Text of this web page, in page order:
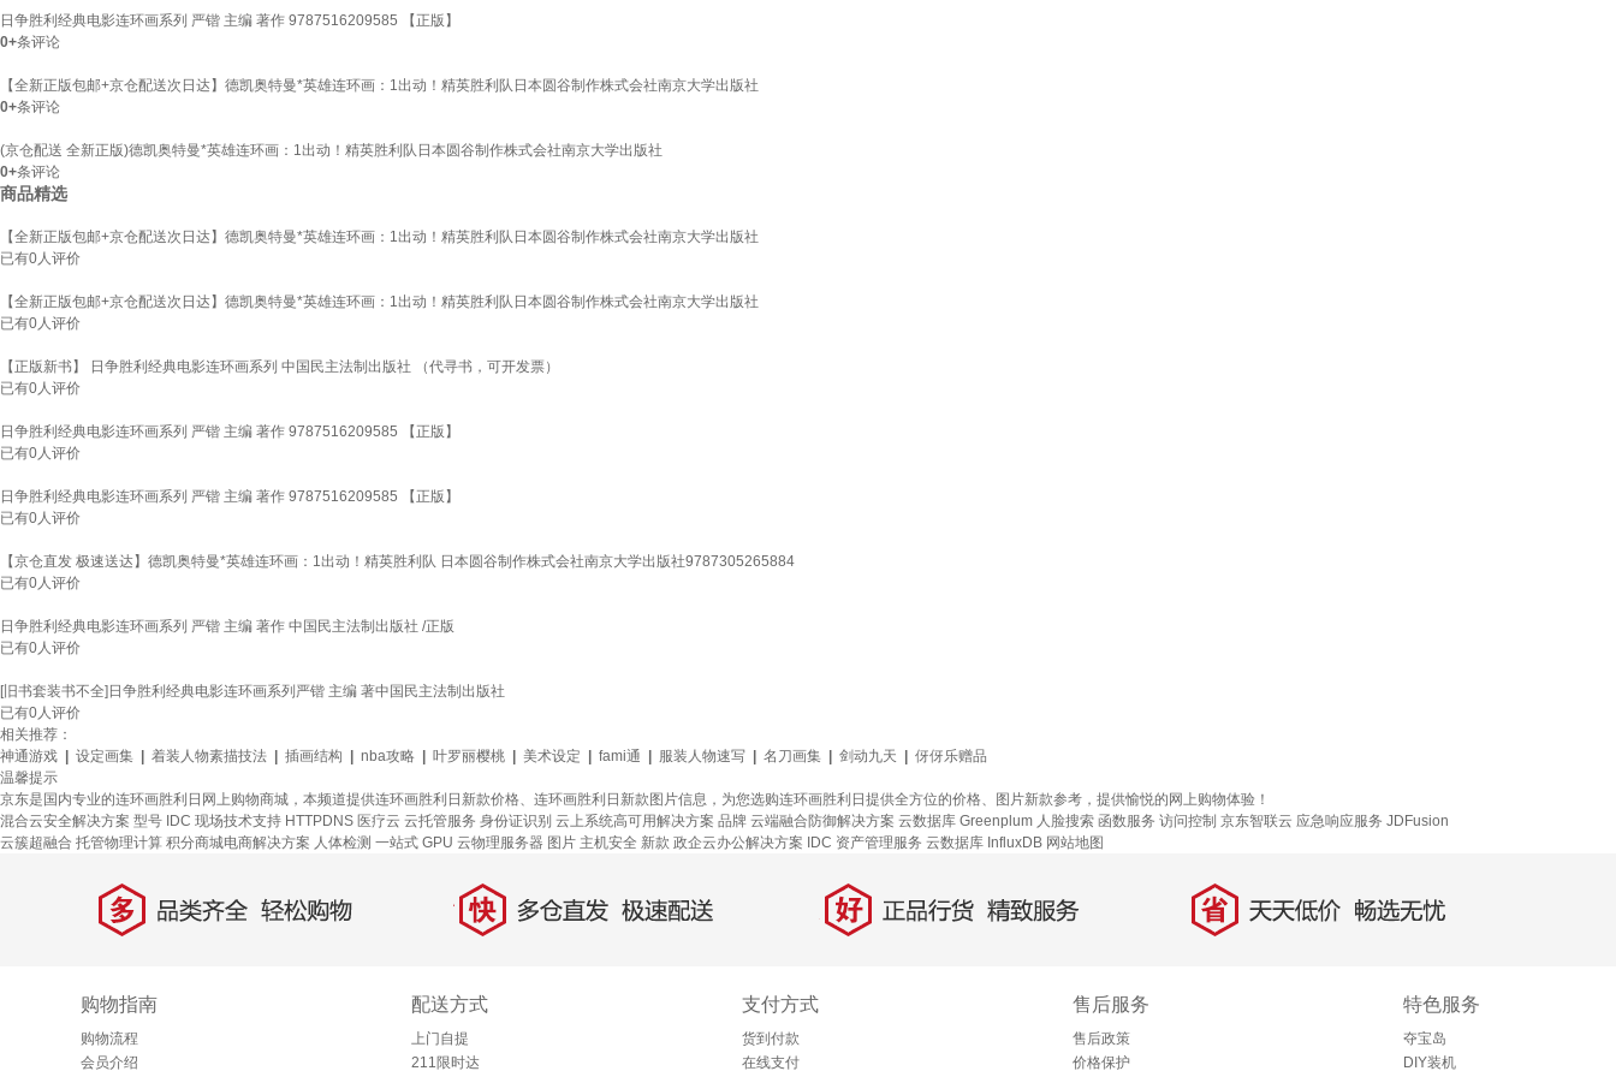
日争胜利经典电影连环画系列 严锴 主编 著作 9787516209585 【正版】
0+条评论
【全新正版包邮+京仓配送次日达】德凯奥特曼*英雄连环画：1出动！精英胜利队日本圆谷制作株式会社南京大学出版社
0+条评论
(京仓配送 全新正版)德凯奥特曼*英雄连环画：1出动！精英胜利队日本圆谷制作株式会社南京大学出版社
0+条评论
商品精选
【全新正版包邮+京仓配送次日达】德凯奥特曼*英雄连环画：1出动！精英胜利队日本圆谷制作株式会社南京大学出版社
已有0人评价
【全新正版包邮+京仓配送次日达】德凯奥特曼*英雄连环画：1出动！精英胜利队日本圆谷制作株式会社南京大学出版社
已有0人评价
【正版新书】 日争胜利经典电影连环画系列 中国民主法制出版社 （代寻书，可开发票）
已有0人评价
日争胜利经典电影连环画系列 严锴 主编 著作 9787516209585 【正版】
已有0人评价
日争胜利经典电影连环画系列 严锴 主编 著作 9787516209585 【正版】
已有0人评价
【京仓直发 极速送达】德凯奥特曼*英雄连环画：1出动！精英胜利队 日本圆谷制作株式会社南京大学出版社9787305265884
已有0人评价
日争胜利经典电影连环画系列 严锴 主编 著作 中国民主法制出版社 /正版
已有0人评价
[旧书套装书不全]日争胜利经典电影连环画系列严锴 主编 著中国民主法制出版社
已有0人评价
相关推荐：
神通游戏
设定画集 着装人物素描技法 插画结构 nba攻略 叶罗丽樱桃 美术设定 fami通 服装人物速写 名刀画集 剑动九天
伢伢乐赠品
温馨提示
京东是国内专业的连环画胜利日网上购物商城，本频道提供连环画胜利日新款价格、连环画胜利日新款图片信息，为您选购连环画胜利日提供全方位的价格、图片新款参考，提供愉悦的网上购物体验！
混合云安全解决方案 型号 IDC 现场技术支持 HTTPDNS 医疗云 云托管服务 身份证识别 云上系统高可用解决方案 品牌 云端融合防御解决方案 云数据库 Greenplum 人脸搜索 函数服务 访问控制 京东智联云 应急响应服务 JDFusion
云簇超融合 托管物理计算 积分商城电商解决方案 人体检测 一站式 GPU 云物理服务器 图片 主机安全 新款 政企云办公解决方案 IDC 资产管理服务 云数据库 InfluxDB 网站地图
多 品类齐全，轻松购物 快 多仓直发，极速配送 好 正品行货，精致服务 省 天天低价，畅选无忧
购物指南
购物流程
会员介绍
配送方式
上门自提
211限时达
支付方式
货到付款
在线支付
售后服务
售后政策
价格保护
特色服务
夺宝岛
DIY装机